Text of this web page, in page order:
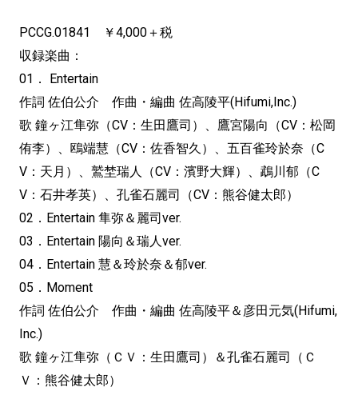
PCCG.01841 ￥4,000＋税
収録楽曲：
01． Entertain
作詞 佐伯公介 作曲・編曲 佐高陵平(Hifumi,Inc.)
歌 鐘ヶ江隼弥（CV：生田鷹司）、鷹宮陽向（CV：松岡
侑李）、鴎端慧（CV：佐香智久）、五百雀玲於奈（C
V：天月）、鷲埜瑞人（CV：濱野大輝）、鵡川郁（C
V：石井孝英）、孔雀石麗司（CV：熊谷健太郎）
02．Entertain 隼弥＆麗司ver.
03．Entertain 陽向＆瑞人ver.
04．Entertain 慧＆玲於奈＆郁ver.
05．Moment
作詞 佐伯公介 作曲・編曲 佐高陵平＆彦田元気(Hifumi,
Inc.)
歌 鐘ヶ江隼弥（ＣＶ：生田鷹司）＆孔雀石麗司（Ｃ
Ｖ：熊谷健太郎）